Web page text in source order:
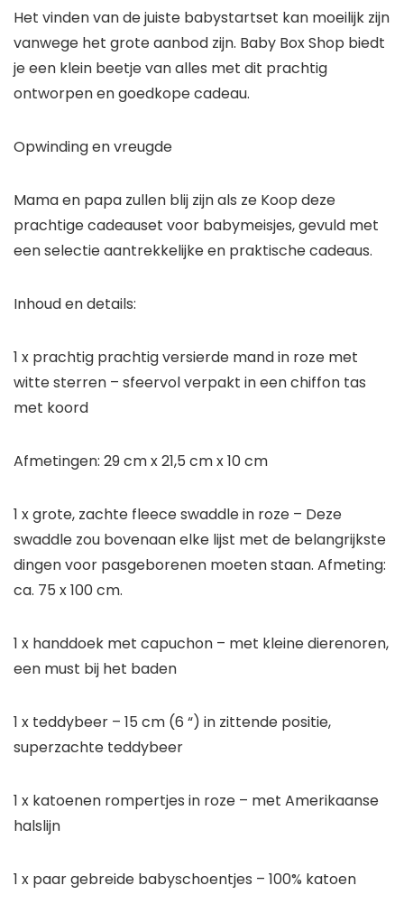
Het vinden van de juiste babystartset kan moeilijk zijn
vanwege het grote aanbod zijn. Baby Box Shop biedt
je een klein beetje van alles met dit prachtig
ontworpen en goedkope cadeau.
Opwinding en vreugde
Mama en papa zullen blij zijn als ze Koop deze
prachtige cadeauset voor babymeisjes, gevuld met
een selectie aantrekkelijke en praktische cadeaus.
Inhoud en details:
1 x prachtig prachtig versierde mand in roze met
witte sterren – sfeervol verpakt in een chiffon tas
met koord
Afmetingen: 29 cm x 21,5 cm x 10 cm
1 x grote, zachte fleece swaddle in roze – Deze
swaddle zou bovenaan elke lijst met de belangrijkste
dingen voor pasgeborenen moeten staan. Afmeting:
ca. 75 x 100 cm.
1 x handdoek met capuchon – met kleine dierenoren,
een must bij het baden
1 x teddybeer – 15 cm (6 “) in zittende positie,
superzachte teddybeer
1 x katoenen rompertjes in roze – met Amerikaanse
halslijn
1 x paar gebreide babyschoentjes – 100% katoen